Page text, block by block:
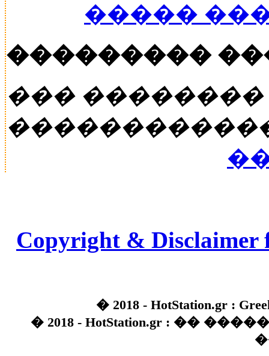
�����
���������
���
Copyright & Disclaimer
� 2018 - HotStation.gr :
� 2018 - HotStation.gr : ��